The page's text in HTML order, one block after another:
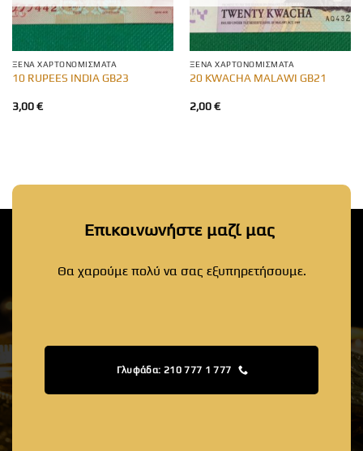
ΞΈΝΑ ΧΑΡΤΟΝΟΜΊΣΜΑΤΑ
10 RUPEES INDIA GB23
3,00€
ΞΈΝΑ ΧΑΡΤΟΝΟΜΊΣΜΑΤΑ
20 KWACHA MALAWI GB21
2,00€
Επικοινωνήστε μαζί μας
Θα χαρούμε πολύ να σας εξυπηρετήσουμε.
Γλυφάδα: 210 777 1 777